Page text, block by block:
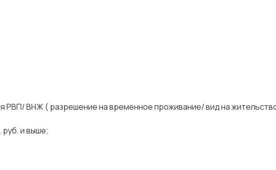
РВП/ ВНЖ ( разрешение на временное проживание/ вид на
и выше;